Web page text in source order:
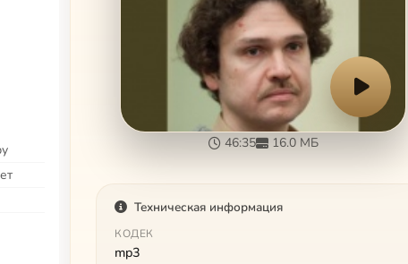
46:35 16.0 МБ
Техническая информация
КОДЕК
mp3